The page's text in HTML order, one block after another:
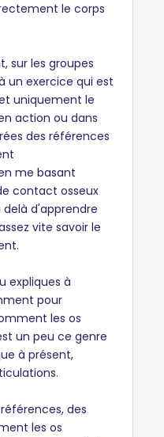
le corps
sur les groupes
un exercice qui est
uniquement le
action ou dans
des références
me basant
contact osseux
delà d'apprendre
vite savoir le
expliques à
pour
les os
un peu ce genre
à présent,
des
les os